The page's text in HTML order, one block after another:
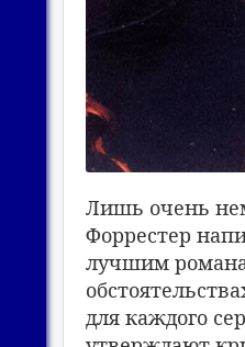
Лишь очень
Форрестер
лучшим
для каждого